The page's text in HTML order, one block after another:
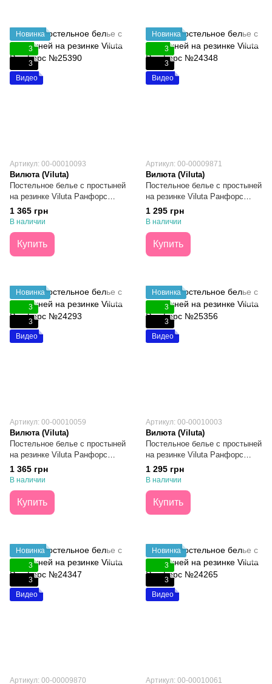
Новинка
3
3
Видео
Артикул: 00-00010093
Вилюта (Viluta)
Постельное белье с простыней
на резинке Viluta Ранфорс
№25390 Евро
1 365 грн
В наличии
Купить
Новинка
3
3
Видео
Артикул: 00-00009871
Вилюта (Viluta)
Постельное белье с простыней
на резинке Viluta Ранфорс
№24348 Евро
1 295 грн
В наличии
Купить
Новинка
3
3
Видео
Артикул: 00-00010059
Вилюта (Viluta)
Постельное белье с простыней
на резинке Viluta Ранфорс
№24293 Евро
1 365 грн
В наличии
Купить
Новинка
3
3
Видео
Артикул: 00-00010003
Вилюта (Viluta)
Постельное белье с простыней
на резинке Viluta Ранфорс
№25356 Евро
1 295 грн
В наличии
Купить
Новинка
3
3
Видео
Артикул: 00-00009870
Новинка
3
3
Видео
Артикул: 00-00010061